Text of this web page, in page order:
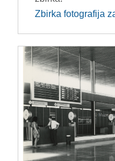
Zbirka fotografija